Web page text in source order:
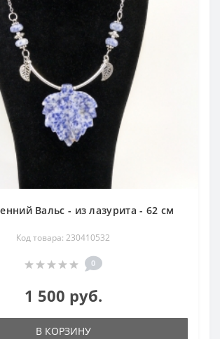
Вальс - из лазурита - 62 см
Код товара: 230410532
0
1 500 руб.
В КОРЗИНУ